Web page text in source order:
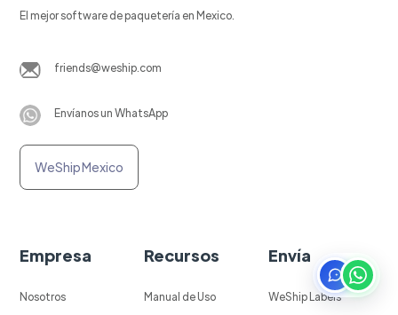
El mejor software de paquetería en Mexico.
friends@weship.com
Envíanos un WhatsApp
WeShip Mexico
Empresa
Nosotros
Recursos
Manual de Uso
Envía
WeShip Labels